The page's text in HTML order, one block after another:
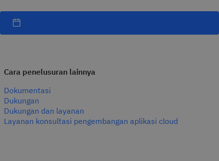
Cara penelusuran lainnya
Dokumentasi
Dukungan
Dukungan dan layanan
Layanan konsultasi pengembangan aplikasi cloud